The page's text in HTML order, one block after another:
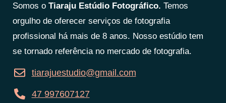
Somos o Tiaraju Estúdio Fotográfico. Temos
orgulho de oferecer serviços de fotografia
profissional há mais de 8 anos. Nosso estúdio tem
se tornado referência no mercado de fotografia.
tiarajuestudio@gmail.com
47 997607127